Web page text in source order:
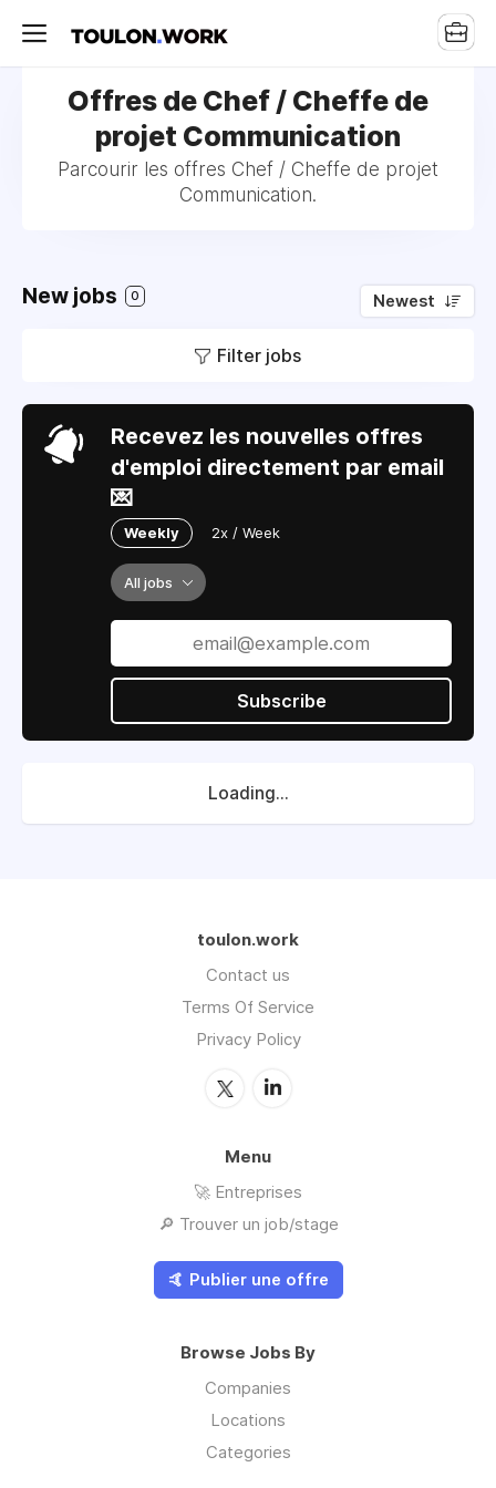
Offres de Chef / Cheffe de
projet Communication
Parcourir les offres Chef / Cheffe de projet
Communication.
New jobs 0 Newest
Filter jobs
Recevez les nouvelles offres
d'emploi directement par email
💌
Weekly 2x / Week
All jobs
Subscribe
Loading...
toulon.work
Contact us
Terms Of Service
Privacy Policy
Menu
🚀 Entreprises
🔎 Trouver un job/stage
🤙 Publier une offre
Browse Jobs By
Companies
Locations
Categories